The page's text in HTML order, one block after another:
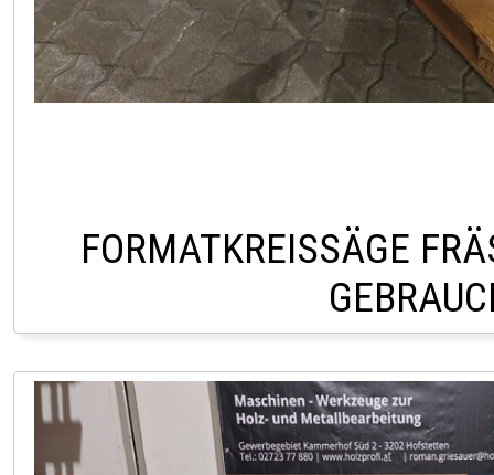
FORMATKREISSÄGE